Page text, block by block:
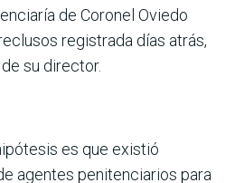
de Coronel Oviedo
registrada días atrás,
su director.
es que existió
agentes penitenciarios para